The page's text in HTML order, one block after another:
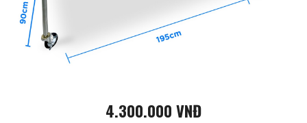
4.300.000 VNĐ